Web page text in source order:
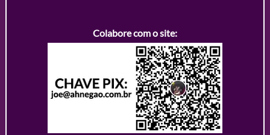
Colabore com o site: